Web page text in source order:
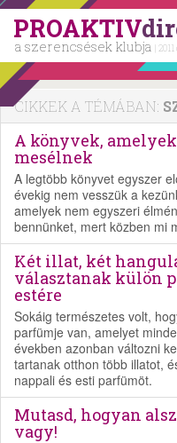
PROAKTIV
a szerencsések klubja |
CIKKEK A TÉMÁBAN:
A könyvek,
mesélnek
A legtöbb könyvet egyszer
évekig nem vesszük a
amelyek nem egyszeri
bennünket, mert közben mi
Két illat, két
választanak külön
estére
Sokáig természetes volt,
parfümje van, amelyet
években azonban változni
tartanak otthon több illatot,
nappali és esti parfümöt.
Mutasd, hogyan
vagy!